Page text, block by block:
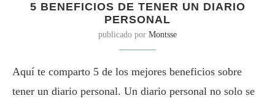
5 BENEFICIOS DE TENER UN DIARIO
PERSONAL
publicado por Montsse
Aquí te comparto 5 de los mejores beneficios sobre
tener un diario personal. Un diario personal no solo se